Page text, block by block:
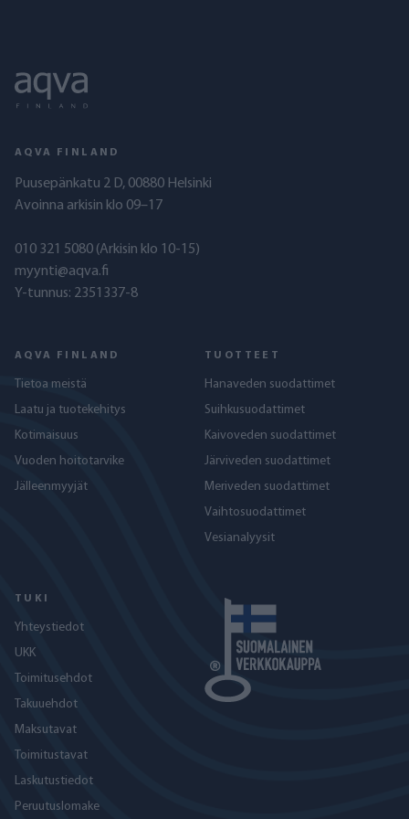
AQVA FINLAND
Puusepänkatu 2 D, 00880 Helsinki
Avoinna arkisin klo 09–17
010 321 5080 (Arkisin klo 10-15)
myynti@aqva.fi
Y-tunnus: 2351337-8
AQVA FINLAND
Tietoa meistä
Laatu ja tuotekehitys
Kotimaisuus
Vuoden hoitotarvike
Jälleenmyyjät
TUOTTEET
Hanaveden suodattimet
Suihkusuodattimet
Kaivoveden suodattimet
Järviveden suodattimet
Meriveden suodattimet
Vaihtosuodattimet
Vesianalyysit
TUKI
Yhteystiedot
UKK
Toimitusehdot
Takuuehdot
Maksutavat
Toimitustavat
Laskutustiedot
Peruutuslomake